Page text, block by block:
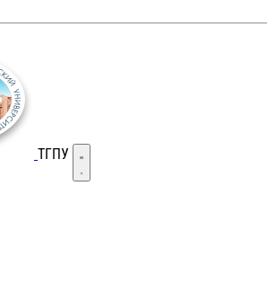
ТГПУ Открыть меню